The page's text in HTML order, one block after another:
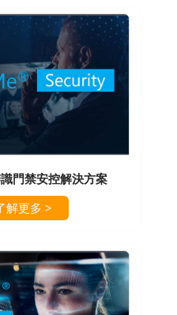
門禁安控解決方案
解更多 >